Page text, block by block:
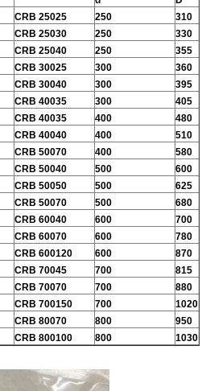
CRB 25025 250
310
CRB 25030 250
330
CRB 25040 250
355
CRB 30025 300
360
CRB 30040 300
395
CRB 40035 300
405
CRB 40035 400
480
CRB 40040 400
510
CRB 50070 400
580
CRB 50040 500
600
CRB 50050 500
625
CRB 50070 500
680
CRB 60040 600
700
CRB 60070 600
780
CRB 600120 600
870
CRB 70045 700
815
CRB 70070 700
880
CRB 700150 700
1020
CRB 80070 800
950
CRB 800100 800 1030